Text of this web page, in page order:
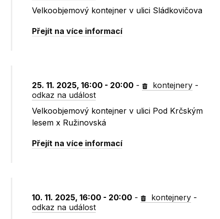
Velkoobjemový kontejner v ulici Sládkovičova
Přejít na více informací
25. 11. 2025, 16:00 - 20:00 - kontejnery -
odkaz na událost
Velkoobjemový kontejner v ulici Pod Krčským
lesem x Ružinovská
Přejít na více informací
10. 11. 2025, 16:00 - 20:00 - kontejnery -
odkaz na událost